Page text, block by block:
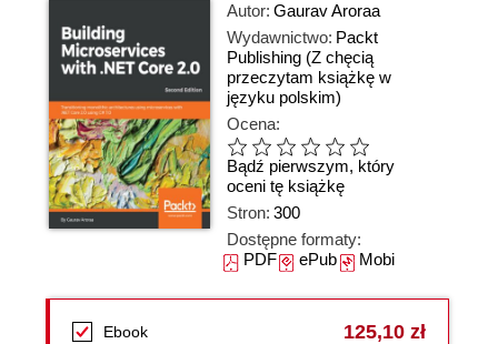
Autor: Gaurav Aroraa
Wydawnictwo: Packt
Publishing (Z chęcią
przeczytam książkę w
języku polskim)
Ocena:
Bądź pierwszym, który
oceni tę książkę
Stron: 300
Dostępne formaty:
PDFePubMobi
Ebook 125,10 zł